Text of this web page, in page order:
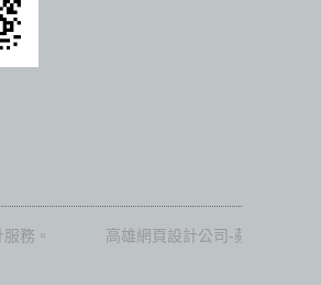
高雄網頁設計公司-蘋果SEO以RWD